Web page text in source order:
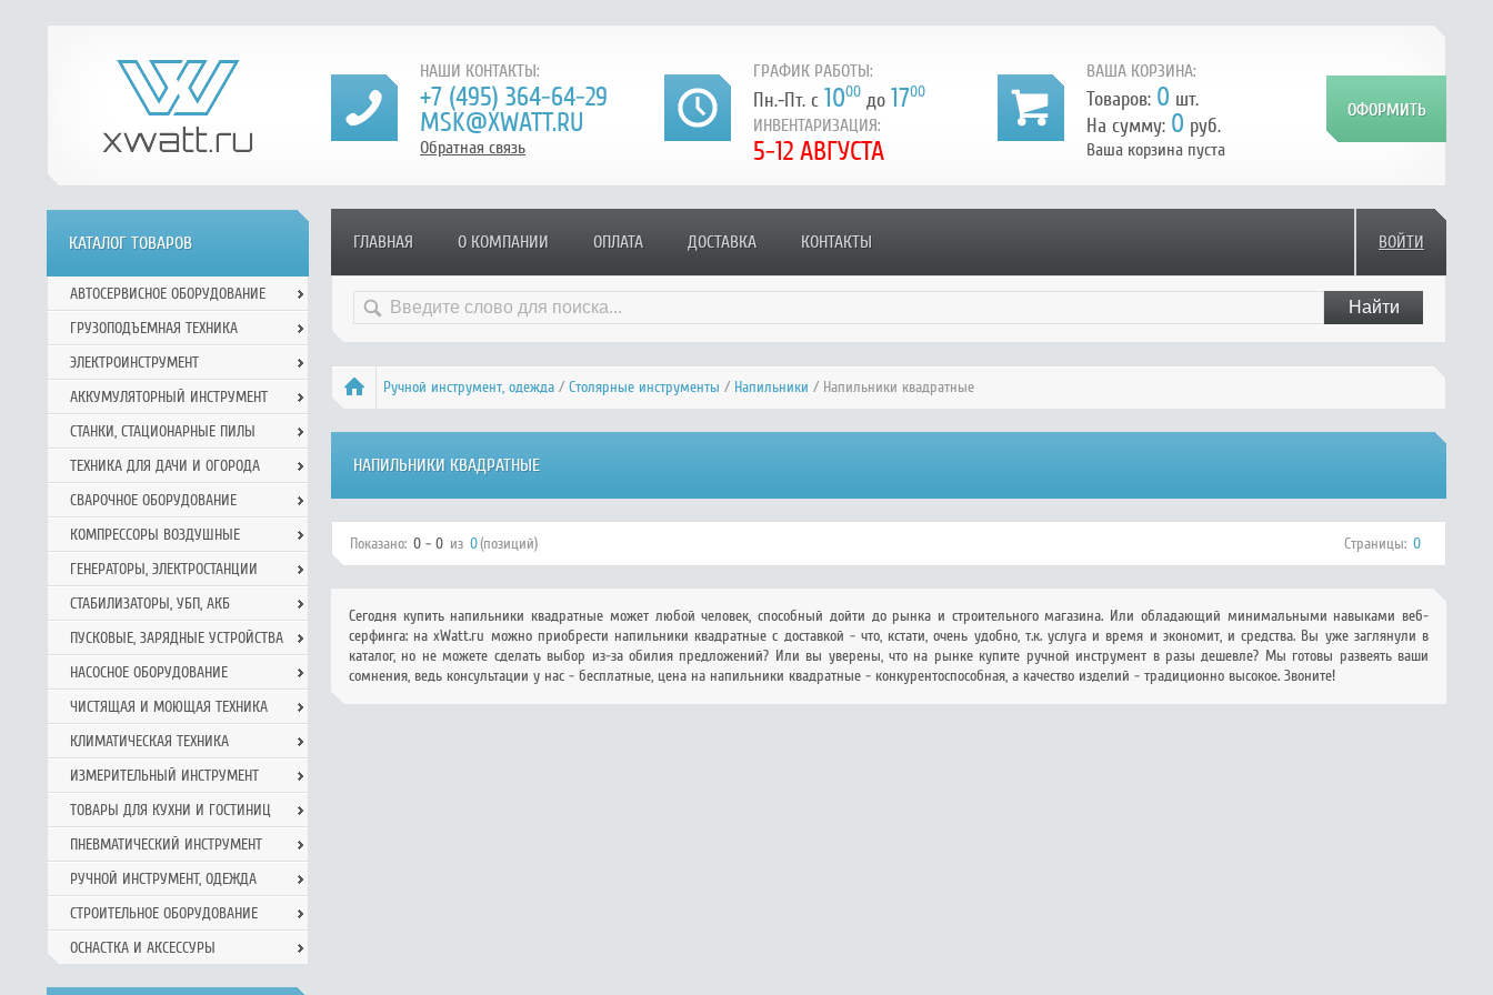
НАШИ КОНТАКТЫ:
+7 (495) 364-64-29
MSK@XWATT.RU
Обратная связь
ГРАФИК РАБОТЫ:
Пн.-Пт. с 1000 до 1700
ИНВЕНТАРИЗАЦИЯ:
5-12 АВГУСТА
ВАША КОРЗИНА:
Товаров: 0 шт.
На сумму: 0 руб.
Ваша корзина пуста
ГЛАВНАЯ О КОМПАНИИ ОПЛАТА ДОСТАВКА КОНТАКТЫ ВОЙТИ
Ручной инcтрумент, одежда / Столярные инструменты / Напильники / Напильники квадратные
НАПИЛЬНИКИ КВАДРАТНЫЕ
Показано: 0 - 0 из 0(позиций) Страницы: 0
Сегодня купить напильники квадратные может любой человек, способный дойти до рынка и строительного магазина. Или обладающий минимальными навыками веб-
серфинга: на xWatt.ru можно приобрести напильники квадратные с доставкой - что, кстати, очень удобно, т.к. услуга и время и экономит, и средства. Вы уже заглянули в
каталог, но не можете сделать выбор из-за обилия предложений? Или вы уверены, что на рынке купите ручной инструмент в разы дешевле? Мы готовы развеять ваши
сомнения, ведь консультации у нас - бесплатные, цена на напильники квадратные - конкурентоспособная, а качество изделий - традиционно высокое. Звоните!
КАТАЛОГ ТОВАРОВ
АВТОСЕРВИСНОЕ ОБОРУДОВАНИЕ
ГРУЗОПОДЪЕМНАЯ ТЕХНИКА
ЭЛЕКТРОИНСТРУМЕНТ
АККУМУЛЯТОРНЫЙ ИНСТРУМЕНТ
СТАНКИ, СТАЦИОНАРНЫЕ ПИЛЫ
ТЕХНИКА ДЛЯ ДАЧИ И ОГОРОДА
СВАРОЧНОЕ ОБОРУДОВАНИЕ
КОМПРЕССОРЫ ВОЗДУШНЫЕ
ГЕНЕРАТОРЫ, ЭЛЕКТРОСТАНЦИИ
СТАБИЛИЗАТОРЫ, УБП, АКБ
ПУСКОВЫЕ, ЗАРЯДНЫЕ УСТРОЙСТВА
НАСОСНОЕ ОБОРУДОВАНИЕ
ЧИСТЯЩАЯ И МОЮЩАЯ ТЕХНИКА
КЛИМАТИЧЕСКАЯ ТЕХНИКА
ИЗМЕРИТЕЛЬНЫЙ ИНСТРУМЕНТ
ТОВАРЫ ДЛЯ КУХНИ И ГОСТИНИЦ
ПНЕВМАТИЧЕСКИЙ ИНСТРУМЕНТ
РУЧНОЙ ИНCТРУМЕНТ, ОДЕЖДА
СТРОИТЕЛЬНОЕ ОБОРУДОВАНИЕ
ОСНАСТКА И АКСЕССУРЫ